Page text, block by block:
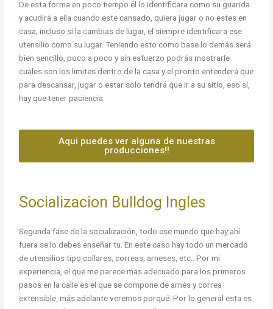
De esta forma en poco tiempo él lo identificara como su guarida
y acudirá a ella cuando este cansado, quiera jugar o no estes en
casa, incluso si la cambias de lugar, el siempre identificara ese
utensilio como su lugar. Teniendo esto como base lo demás será
bien sencillo, poco a poco y sin esfuerzo podrás mostrarle
cuales son los limites dentro de la casa y el pronto entenderá que
para descansar, jugar o estar solo tendrá que ir a su sitio, eso sí,
hay que tener paciencia.
Aqui puedes ver alguna de nuestras
producciones!!
Socializacion Bulldog Ingles
Segunda fase de la socialización, todo ese mundo que hay ahí
fuera se lo debes enseñar tu. En este caso hay todo un mercado
de utensilios tipo collares, correas, arneses, etc.. Por mi
experiencia, el que me parece mas adecuado para los primeros
pasos en la calle es el que se compone de arnés y correa
extensible, más adelante veremos porqué. Por lo general esta es